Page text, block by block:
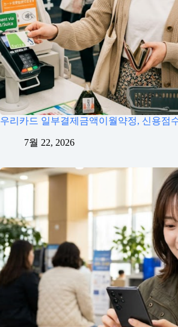
우리카드 일부결제금액이월약정, 신용점
7월 22, 2026